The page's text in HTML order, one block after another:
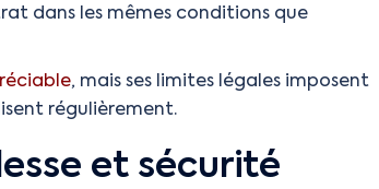
dans les mêmes conditions que
, mais ses limites légales imposent
régulièrement.
et sécurité